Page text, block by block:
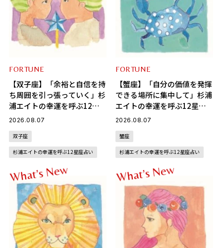
FORTUNE
【双子座】「余裕と自信を持
ち周囲を引っ張っていく」杉
浦エイトの幸運を呼ぶ12星
座占い（8/7～9/6）
2026.08.07
双子座
杉浦エイトの幸運を呼ぶ12星座占い
FORTUNE
【蟹座】「自分の価値を発揮
できる場所に集中して」杉浦
エイトの幸運を呼ぶ12星座
占い（7/7～8/6）
2026.08.07
蟹座
杉浦エイトの幸運を呼ぶ12星座占い
What’s New What’s New